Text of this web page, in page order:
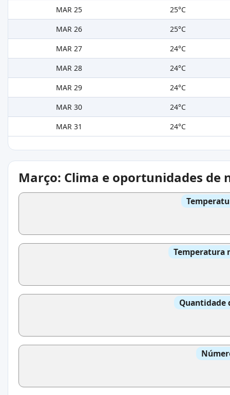
MAR 25
25°C
MAR 26
25°C
MAR 27
24°C
MAR 28
24°C
MAR 29
24°C
MAR 30
24°C
MAR 31
24°C
Março: Clima e oportunidades de
Temperatura
Quantidade